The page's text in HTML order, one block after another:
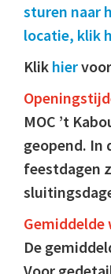
sturen naar
locatie, klik
Klik hier
MOC ’t
geopend. In
feestdagen
De